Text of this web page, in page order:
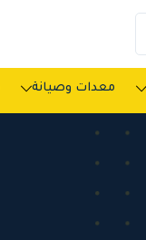
معدات وصيانة